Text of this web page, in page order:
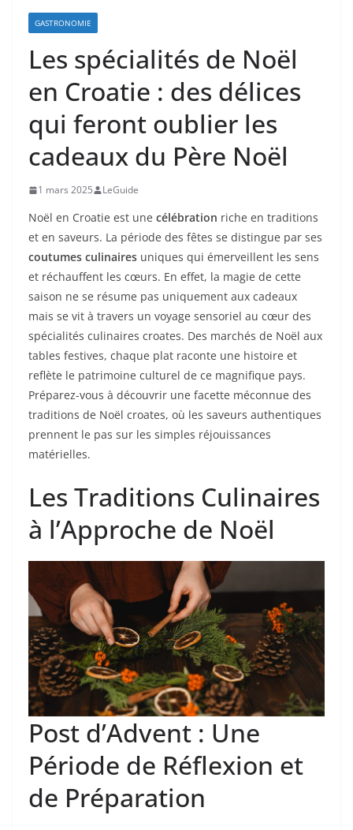
GASTRONOMIE
Les spécialités de Noël
en Croatie : des délices
qui feront oublier les
cadeaux du Père Noël
1 mars 2025 LeGuide
Noël en Croatie est une célébration riche en traditions
et en saveurs. La période des fêtes se distingue par ses
coutumes culinaires uniques qui émerveillent les sens
et réchauffent les cœurs. En effet, la magie de cette
saison ne se résume pas uniquement aux cadeaux
mais se vit à travers un voyage sensoriel au cœur des
spécialités culinaires croates. Des marchés de Noël aux
tables festives, chaque plat raconte une histoire et
reflète le patrimoine culturel de ce magnifique pays.
Préparez-vous à découvrir une facette méconnue des
traditions de Noël croates, où les saveurs authentiques
prennent le pas sur les simples réjouissances
matérielles.
Les Traditions Culinaires
à l’Approche de Noël
Post d’Advent : Une
Période de Réflexion et
de Préparation